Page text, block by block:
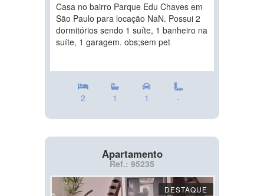
Casa no bairro Parque Edu Chaves em
São Paulo para locação NaN. Possui 2
dormitórios sendo 1 suíte, 1 banheiro na
suíte, 1 garagem. obs;sem pet
2 1 1 -
Apartamento
Ref.: 95235
DESTAQUE